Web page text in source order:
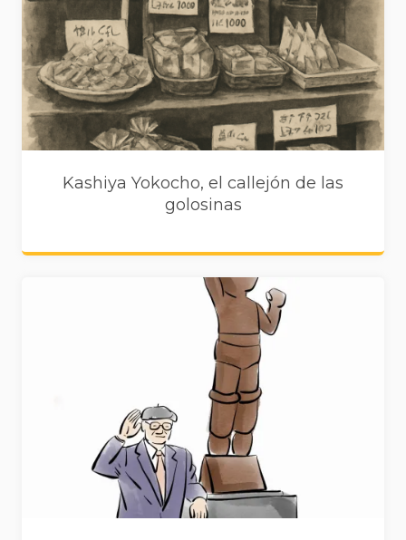
Kashiya Yokocho, el callejón de las
golosinas